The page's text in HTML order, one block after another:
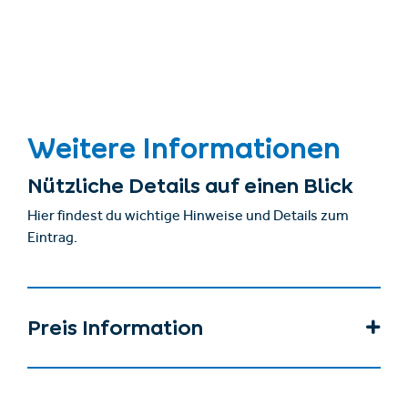
Weitere Informationen
Nützliche Details auf einen Blick
Hier findest du wichtige Hinweise und Details zum
Eintrag.
Preis Information